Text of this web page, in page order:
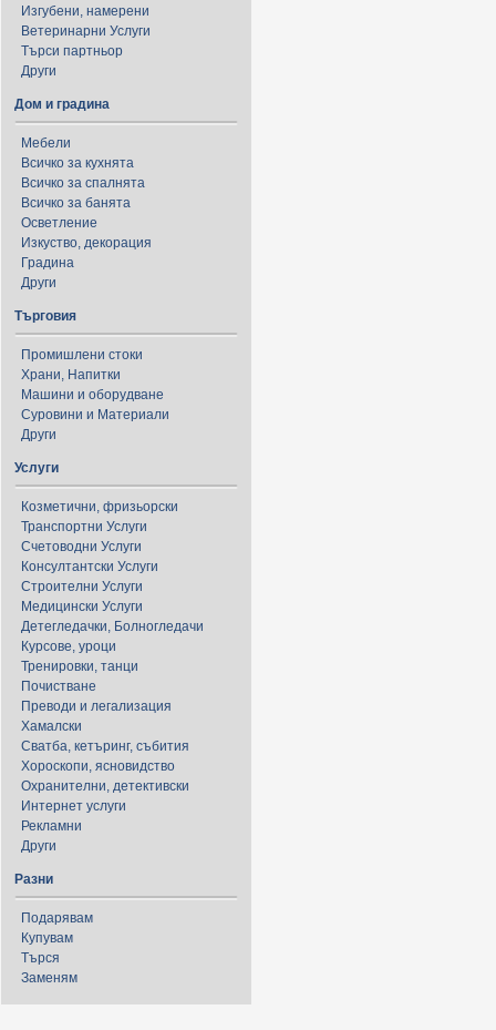
Изгубени, намерени
Ветеринарни Услуги
Търси партньор
Други
Дом и градина
Мебели
Всичко за кухнята
Всичко за спалнята
Всичко за банята
Осветление
Изкуство, декорация
Градина
Други
Търговия
Промишлени стоки
Храни, Напитки
Машини и оборудване
Суровини и Материали
Други
Услуги
Козметични, фризьорски
Транспортни Услуги
Счетоводни Услуги
Консултантски Услуги
Строителни Услуги
Медицински Услуги
Детегледачки, Болногледачи
Курсове, уроци
Тренировки, танци
Почистване
Преводи и легализация
Хамалски
Сватба, кетъринг, събития
Хороскопи, ясновидство
Охранителни, детективски
Интернет услуги
Рекламни
Други
Разни
Подарявам
Купувам
Търся
Заменям